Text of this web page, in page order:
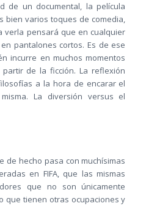
de un documental, la película
bien varios toques de comedia,
verla pensará que en cualquier
pantalones cortos. Es de ese
incurre en muchos momentos
de la ficción. La reflexión
a la hora de encarar el
La diversión versus el
de hecho pasa con muchísimas
en FIFA, que las mismas
que no son únicamente
que tienen otras ocupaciones y